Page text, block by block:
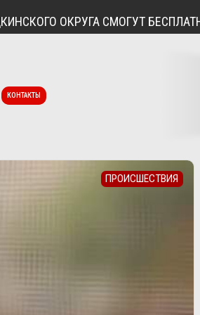
КОНТАКТЫ
ОКРУГА СМОГУТ БЕСПЛАТНО
ПРОИСШЕСТВИЯ